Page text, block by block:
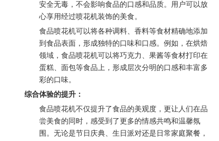
安全无毒，不会影响食品的口感和品质。用户可以放
心享用经过喷花机装饰的美食。
食品喷花机可以将各种调料、香料等食材精确地添加
到食品表面，形成独特的口味和口感。例如，在烘焙
领域，食品喷花机可以将巧克力、果酱等食材打印在
蛋糕、面包等食品上，形成层次分明的口感和丰富多
彩的口味。
综合体验的提升：
食品喷花机不仅提升了食品的美观度，更让人们在品
尝美食的同时，感受到了更多的情感共鸣和温馨氛
围。无论是节日庆典、生日派对还是日常家庭聚餐，